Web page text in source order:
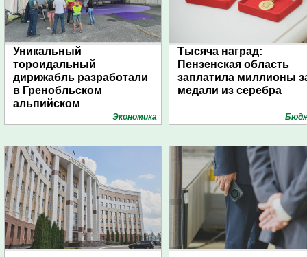
Уникальный
тороидальный
дирижабль разработали
в Гренобльском
альпийском
Экономика
Тысяча наград:
Пензенская область
заплатила миллионы
медали из серебра